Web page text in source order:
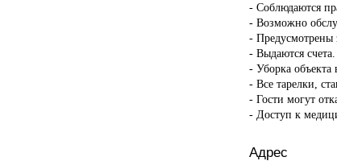
- Соблюдаются
- Возможно
- Предусмотрены
- Выдаются счета.
- Уборка
- Все тарелки,
- Гости могут
- Доступ к
Адрес